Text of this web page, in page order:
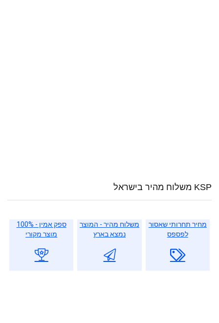
KSP משלוח מהיר בישראל
מחיר תחרותי שאסור
לפספס
משלוח מהיר - המוצר
נמצא בארץ
ספק אמין - 100%
מוצר מקורי